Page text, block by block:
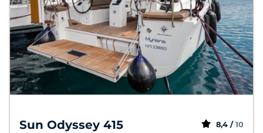
Sun Odyssey 415 8,4 / 10